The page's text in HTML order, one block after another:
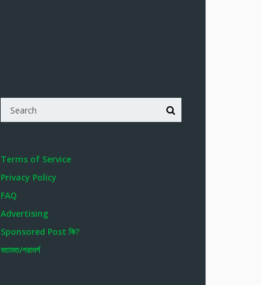
Terms of Service
Privacy Policy
FAQ
Advertising
Sponsored Post কি?
মতামত/পরামর্শ